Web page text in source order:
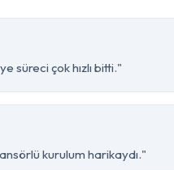
süreci çok hızlı bitti."
kurulum harikaydı."